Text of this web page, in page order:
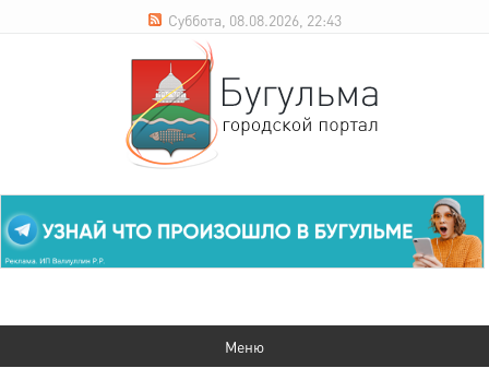
Суббота, 08.08.2026, 22:43